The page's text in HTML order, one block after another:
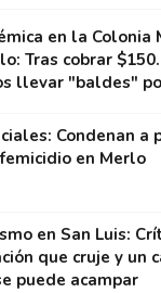
en la Colonia
Tras cobrar
llevar "baldes"
Condenan a
en Merlo
en San Luis:
que cruje y un
puede acampar